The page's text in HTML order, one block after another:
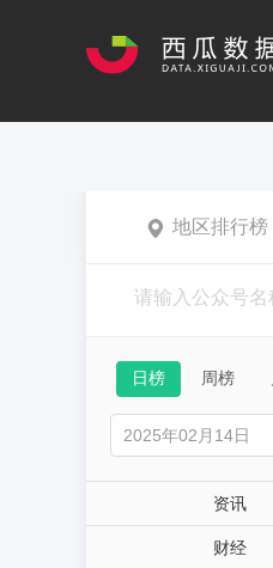
地区排行榜
日榜 周榜
资讯
财经